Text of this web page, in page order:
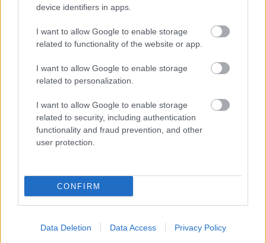
device identifiers in apps.
I want to allow Google to enable storage
related to functionality of the website or app.
I want to allow Google to enable storage
related to personalization.
I want to allow Google to enable storage
related to security, including authentication
functionality and fraud prevention, and other
user protection.
CONFIRM
Data Deletion Data Access Privacy Policy